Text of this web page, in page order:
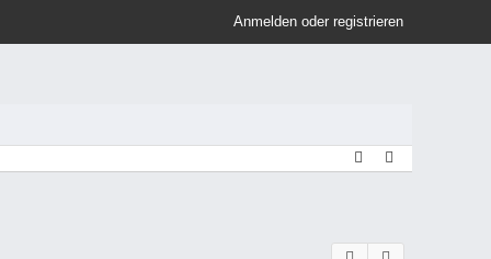
Anmelden oder registrieren